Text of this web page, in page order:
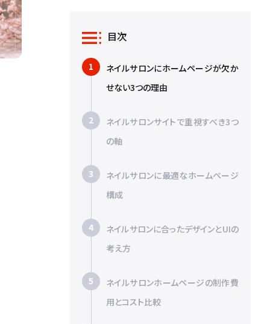
目次
ネイルサロンにホームページが欠か
せない3つの理由
ネイルサロンサイトで重視すべき3つ
の軸
ネイルサロンに最適なホームページ
構成
ネイルサロンに合ったデザインとUIの
考え方
ネイルサロンホームページの制作費
用とコスト比較